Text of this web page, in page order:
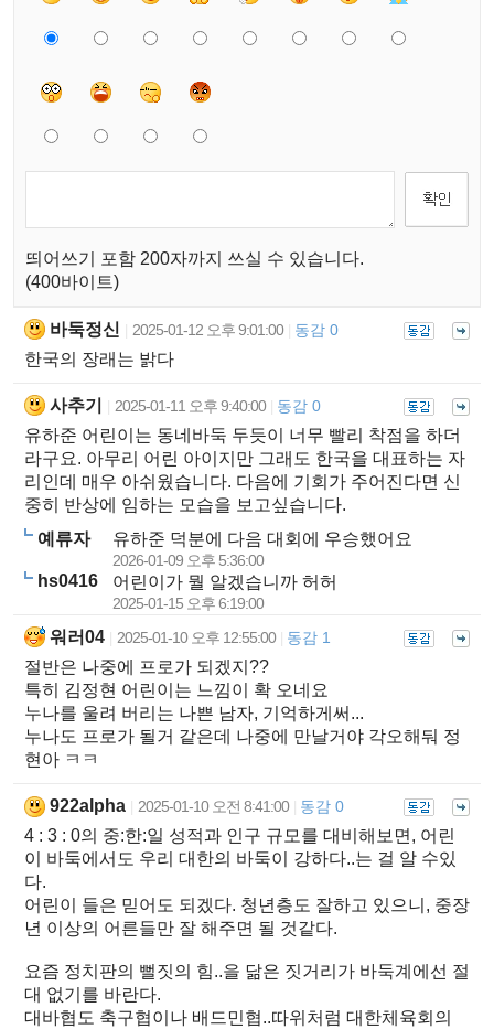
띄어쓰기 포함 200자까지 쓰실 수 있습니다.
(400바이트)
바둑정신 2025-01-12 오후 9:01:00 동감 0
한국의 장래는 밝다
사추기 2025-01-11 오후 9:40:00 동감 0
유하준 어린이는 동네바둑 두듯이 너무 빨리 착점을 하더
라구요. 아무리 어린 아이지만 그래도 한국을 대표하는 자
리인데 매우 아쉬웠습니다. 다음에 기회가 주어진다면 신
중히 반상에 임하는 모습을 보고싶습니다.
예류자
유하준 덕분에 다음 대회에 우승했어요
2026-01-09 오후 5:36:00
hs0416 어린이가 뭘 알겠습니까 허허
2025-01-15 오후 6:19:00
워러04 2025-01-10 오후 12:55:00 동감 1
절반은 나중에 프로가 되겠지??
특히 김정현 어린이는 느낌이 확 오네요
누나를 울려 버리는 나쁜 남자, 기억하게써...
누나도 프로가 될거 같은데 나중에 만날거야 각오해둬 정
현아 ㅋㅋ
922alpha 2025-01-10 오전 8:41:00 동감 0
4 : 3 : 0의 중:한:일 성적과 인구 규모를 대비해보면, 어린
이 바둑에서도 우리 대한의 바둑이 강하다..는 걸 알 수있
다.
어린이 들은 믿어도 되겠다. 청년층도 잘하고 있으니, 중장
년 이상의 어른들만 잘 해주면 될 것같다.
요즘 정치판의 뻘짓의 힘..을 닮은 짓거리가 바둑계에선 절
대 없기를 바란다.
대바협도 축구협이나 배드민협..따위처럼 대한체육회의